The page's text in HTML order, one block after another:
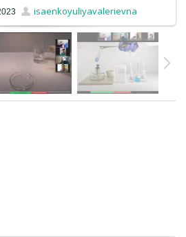
isaenkoyuliyavalerievna